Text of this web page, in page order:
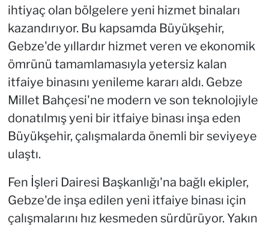
ihtiyaç olan bölgelere yeni hizmet binaları
kazandırıyor. Bu kapsamda Büyükşehir,
Gebze'de yıllardır hizmet veren ve ekonomik
ömrünü tamamlamasıyla yetersiz kalan
itfaiye binasını yenileme kararı aldı. Gebze
Millet Bahçesi'ne modern ve son teknolojiyle
donatılmış yeni bir itfaiye binası inşa eden
Büyükşehir, çalışmalarda önemli bir seviyeye
ulaştı.
Fen İşleri Dairesi Başkanlığı'na bağlı ekipler,
Gebze'de inşa edilen yeni itfaiye binası için
çalışmalarını hız kesmeden sürdürüyor. Yakın